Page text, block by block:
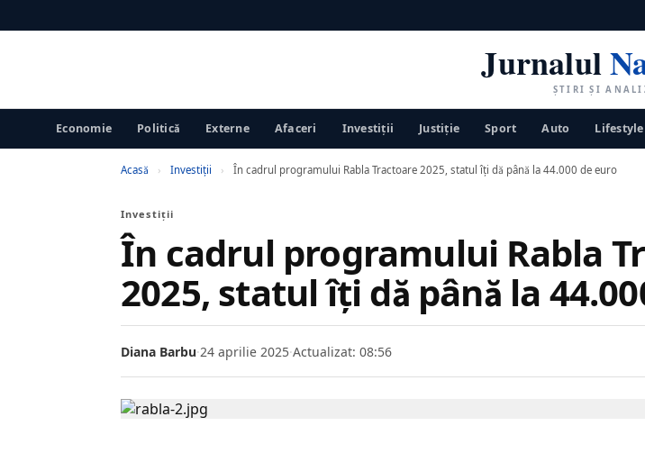
Jurnalul
ȘTIRI ȘI
Economie Politică Externe Afaceri Investiții Justiţie Sport Auto Lifestyle
Acasă › Investiții › În cadrul programului Rabla Tractoare 2025, statul îți dă până la 44.000 de euro
Investiții
În cadrul programului Rabla
2025, statul îți dă până la
Diana Barbu·24 aprilie 2025·Actualizat: 08:56